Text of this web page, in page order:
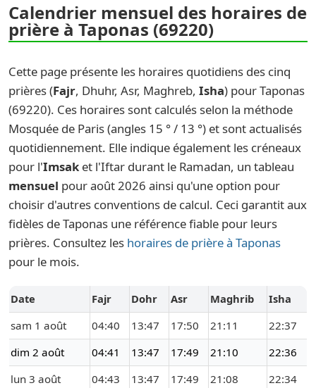
Calendrier mensuel des horaires de
prière à Taponas (69220)
Cette page présente les horaires quotidiens des cinq
prières (Fajr, Dhuhr, Asr, Maghreb, Isha) pour Taponas
(69220). Ces horaires sont calculés selon la méthode
Mosquée de Paris (angles 15 ° / 13 °) et sont actualisés
quotidiennement. Elle indique également les créneaux
pour l'Imsak et l'Iftar durant le Ramadan, un tableau
mensuel pour août 2026 ainsi qu'une option pour
choisir d'autres conventions de calcul. Ceci garantit aux
fidèles de Taponas une référence fiable pour leurs
prières. Consultez les horaires de prière à Taponas
pour le mois.
Date Fajr Dohr Asr Maghrib
Isha
sam 1 août
04:40 13:47 17:50 21:11
22:37
dim 2 août
04:41 13:47 17:49 21:10
22:36
lun 3 août
04:43 13:47 17:49 21:08 22:34